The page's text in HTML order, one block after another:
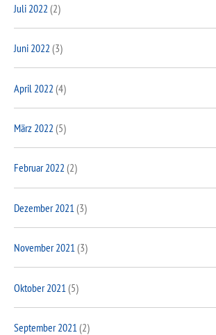
Juli 2022 (2)
Juni 2022 (3)
April 2022 (4)
März 2022 (5)
Februar 2022 (2)
Dezember 2021 (3)
November 2021(3)
Oktober 2021 (5)
September 2021 (2)